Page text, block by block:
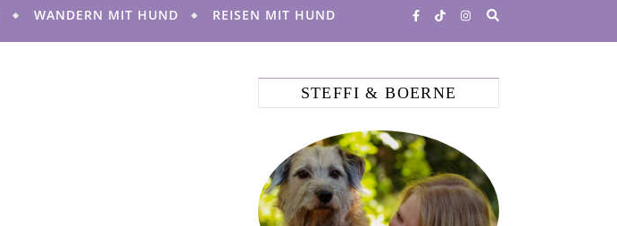
WANDERN MIT HUND REISEN MIT HUND
STEFFI & BOERNE